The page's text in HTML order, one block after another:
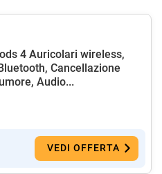
4 Auricolari wireless,
Cancellazione
Audio...
VEDI OFFERTA